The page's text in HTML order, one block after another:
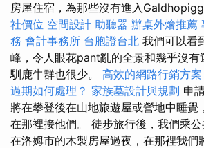
房屋住宿，為那些沒有進入
社價位 空間設計 助聽器 辦桌外燴推薦
務 會計事務所 台胞證台北 我們可以看
峰，令人眼花pant亂的全景和幾乎沒有
馴鹿牛群也很少。 高效的網路行銷方案
過期如何處理？ 家族墓設計與規劃 申
將在攀登後在山地旅遊屋或營地中睡覺
在那裡接他們。 徒步旅行後，我們乘公
在洛姆市的木製房屋過夜，在那裡我們